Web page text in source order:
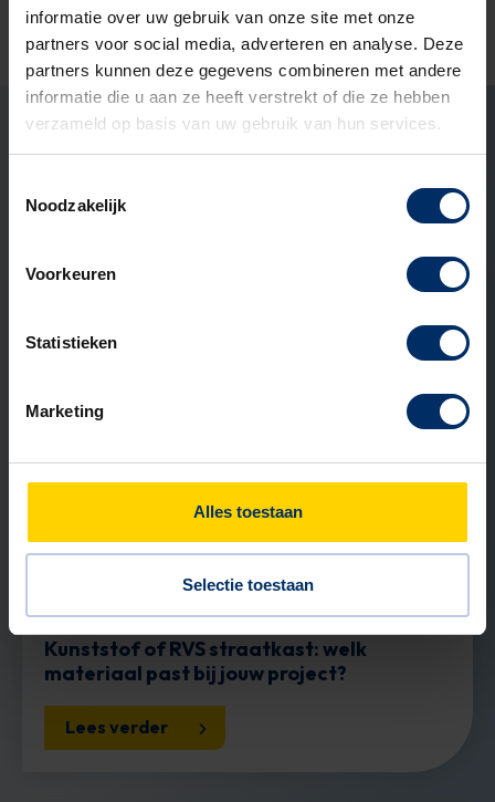
informatie over uw gebruik van onze site met onze
partners voor social media, adverteren en analyse. Deze
partners kunnen deze gegevens combineren met andere
informatie die u aan ze heeft verstrekt of die ze hebben
verzameld op basis van uw gebruik van hun services.
Noodzakelijk
Voorkeuren
Statistieken
Marketing
Alles toestaan
Selectie toestaan
Ook zo’n mooi project met
ons aangaan?
Marco Ekelmans
Open het contact
Open het
Ook interessant om te lezen
Kunststof of RVS straatkast: welk
materiaal past bij jouw project?
31 MEI 2026
Lees verder